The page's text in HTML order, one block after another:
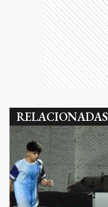
RELACIONADAS